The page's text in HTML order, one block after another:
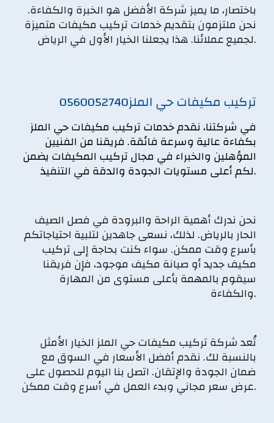
باختصار، ما يميز شركة الأفضل هو الخبرة والكفاءة.
نحن ملتزمون بتقديم خدمات تركيب مكيفات متميزة
لجميع عملائنا. هذا يجعلنا الخيار الأول في الرياض.
0560052740تركيب مكيفات حي الملز
في شركتنا، نقدم خدماتتركيب مكيفات حي الملز
بكفاءة عالية وسرعة فائقة. فريقنا من الفنيين
المؤهلين والخبراء في مجال تركيب المكيفات يضمن
لكم أعلى مستويات الجودة والدقة في التنفيذ.
نحن ندرك أهمية الراحة والبرودة في فصل الصيف
الحار بالرياض. لذلك، نسعى جاهدين لتلبية احتياجاتكم
بأسرع وقت ممكن. سواء كنت بحاجة إلى تركيب
مكيف جديد أو صيانة مكيف موجود، فإن فريقنا
سيقوم بالمهمة بأعلى مستوى من المهارة
والكفاءة.
تُعد شركة تركيب مكيفات حي الملز الخيار الأمثل
بالنسبة لك. نقدم أفضل الأسعار في السوق مع
ضمان الجودة والإتقان. اتصل بنا اليوم للحصول على
عرض سعر مجاني وبدء العمل في أسرع وقت ممكن.